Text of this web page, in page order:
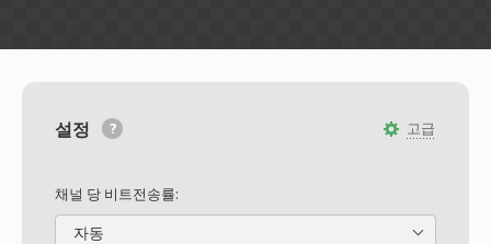
고급
설정
채널 당 비트전송률:
자동